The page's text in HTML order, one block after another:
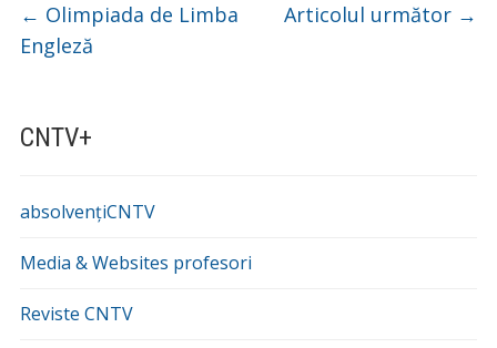
CNTV+
absolvențiCNTV
Media & Websites profesori
Reviste CNTV
← Olimpiada de Limba
Engleză
Articolul următor →